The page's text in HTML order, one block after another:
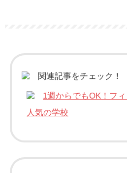
関連記事をチェック！
1週からでもOK！フ
人気の学校